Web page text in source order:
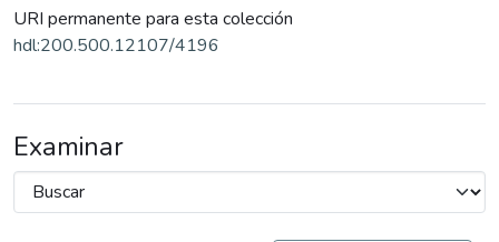
URI permanente para esta colección
hdl:200.500.12107/4196
Examinar